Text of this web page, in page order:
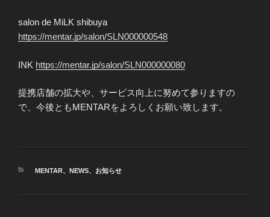
salon de MiLK shibuya
https://mentar.jp/salon/SLN000000548
INK https://mentar.jp/salon/SLN000000080
提携店舗の拡大や、サービス向上に努めて参りますの
で、今後ともMENTARをよろしくお願い致します。
カ
MENTAR、 NEWS、 お知らせ